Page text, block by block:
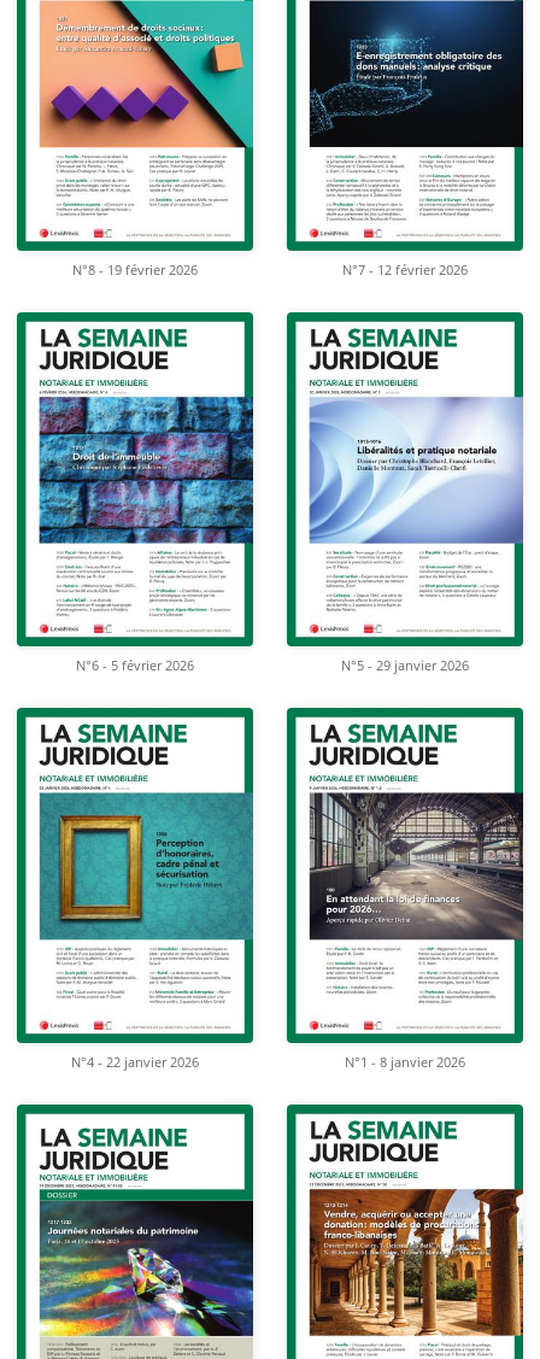
N°8 - 19 février 2026 N°7 - 12 février 2026
N°6 - 5 février 2026 N°5 - 29 janvier 2026
N°4 - 22 janvier 2026 N°1 - 8 janvier 2026